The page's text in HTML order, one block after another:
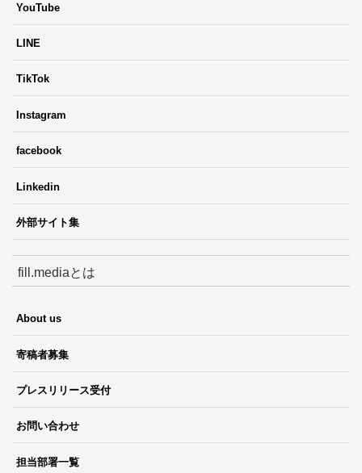
YouTube
LINE
TikTok
Instagram
facebook
Linkedin
外部サイト集
fill.mediaとは
About us
寄稿者募集
プレスリリース受付
お問い合わせ
担当部署一覧